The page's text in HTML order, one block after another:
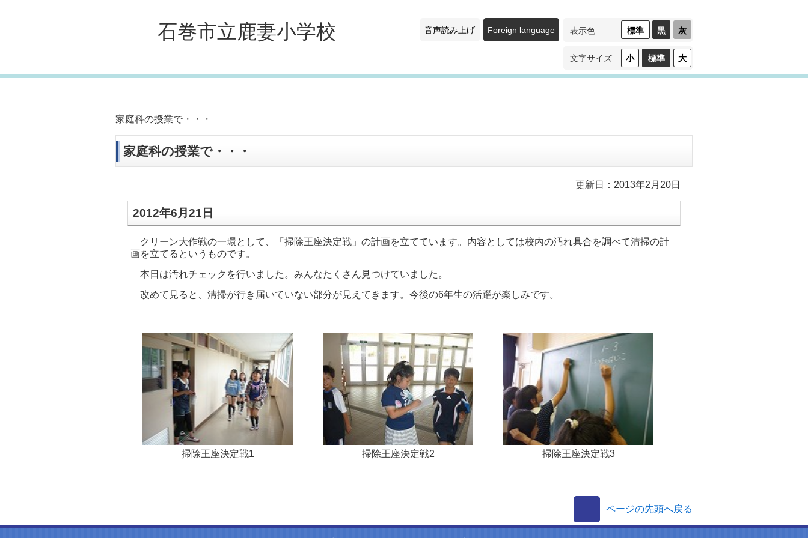
石巻市立鹿妻小学校 音声読み上げ Foreign language 表示色 標準 黒
（ハ
イ
ン
ト
灰
（ロ
ー
コ
ン
ト
文字サイズ 小 標準 大
家庭科の授業で・・・
家庭科の授業で・・・
更新日：2013年2月20日
2012年6月21日
クリーン大作戦の一環として、「掃除王座決定戦」の計画を立てています。内容としては校内の汚れ具合を調べて清掃の計
画を立てるというものです。
本日は汚れチェックを行いました。みんなたくさん見つけていました。
改めて見ると、清掃が行き届いていない部分が見えてきます。今後の6年生の活躍が楽しみです。
掃除王座決定戦1 掃除王座決定戦2 掃除王座決定戦3
ページの先頭へ戻る